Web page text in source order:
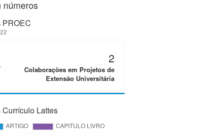
números
PROEC
2
Colaborações em Projetos de
Extensão Universitária
Currículo Lattes